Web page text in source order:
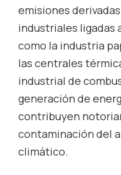
emisiones
industriales ligadas
como la industria
las centrales
industrial de
generación de
contribuyen
contaminación del
climático.